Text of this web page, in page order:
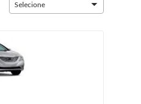
Selecione